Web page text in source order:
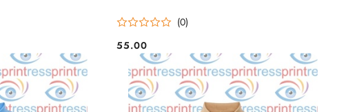
(0)
Cena:
55.00